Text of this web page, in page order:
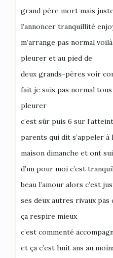
grand père mort mais
l’annoncer tranquillité
m’arrange pas normal
pleurer et au pied de
deux grands-pères voir
fait je suis pas normal
pleurer
c’est sûr puis 6 sur
parents qui dit s’appeler à
maison dimanche et ont
d’un pour moi c’est
beau l’amour alors c’est
ses deux autres rivaux pas
ça respire mieux
c’est commenté
et ça c’est huit ans au